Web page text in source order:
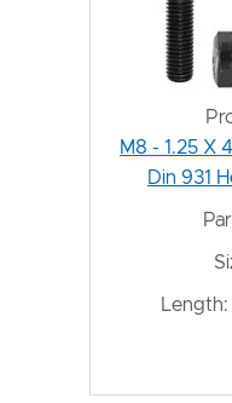
M8 - 1.25 X
Din 931
Length: